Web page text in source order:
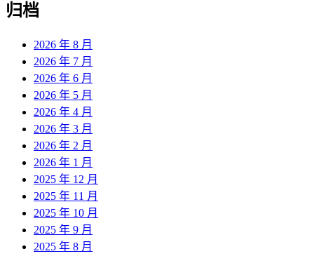
归档
2026 年 8 月
2026 年 7 月
2026 年 6 月
2026 年 5 月
2026 年 4 月
2026 年 3 月
2026 年 2 月
2026 年 1 月
2025 年 12 月
2025 年 11 月
2025 年 10 月
2025 年 9 月
2025 年 8 月